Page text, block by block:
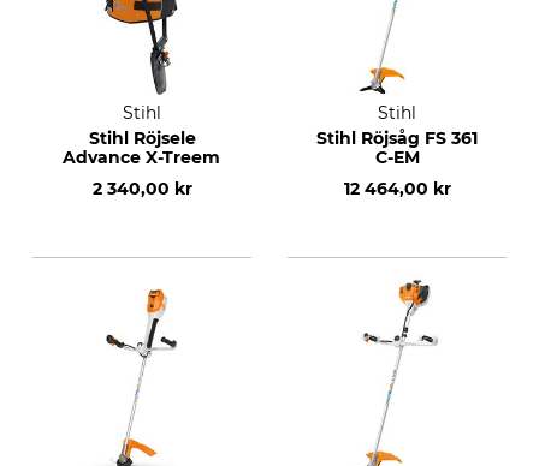
Stihl
Stihl Röjsele
Advance X-Treem
2 340,00 kr
Stihl
Stihl Röjsåg FS 361
C-EM
12 464,00 kr